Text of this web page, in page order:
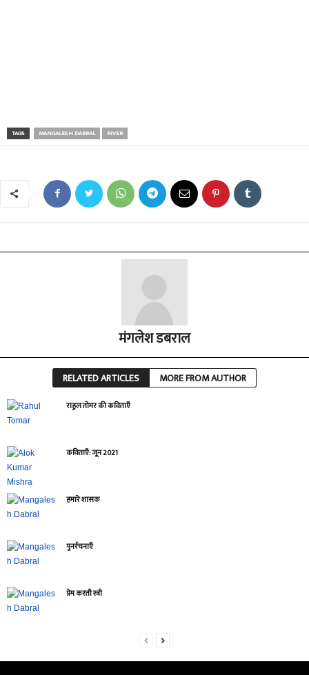
TAGS MANGALESH DABRAL RIVER
मंगलेश डबराल
RELATED ARTICLES MORE FROM AUTHOR
राहुल तोमर की कविताएँ
कविताएँ: जून 2021
हमारे शासक
पुनर्रचनाएँ
प्रेम करती स्त्री